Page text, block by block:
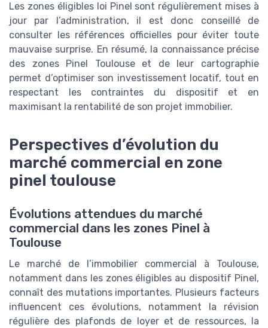
Les zones éligibles loi Pinel sont régulièrement mises à
jour par l’administration, il est donc conseillé de
consulter les références officielles pour éviter toute
mauvaise surprise. En résumé, la connaissance précise
des zones Pinel Toulouse et de leur cartographie
permet d’optimiser son investissement locatif, tout en
respectant les contraintes du dispositif et en
maximisant la rentabilité de son projet immobilier.
Perspectives d’évolution du
marché commercial en zone
pinel toulouse
Évolutions attendues du marché
commercial dans les zones Pinel à
Toulouse
Le marché de l’immobilier commercial à Toulouse,
notamment dans les zones éligibles au dispositif Pinel,
connaît des mutations importantes. Plusieurs facteurs
influencent ces évolutions, notamment la révision
régulière des plafonds de loyer et de ressources, la